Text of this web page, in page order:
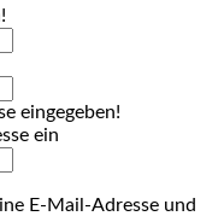
eingegeben!
ein
E-Mail-Adresse und